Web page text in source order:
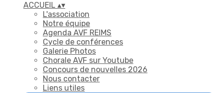
ACCUEIL ▴▾
L'association
Notre équipe
Agenda AVF REIMS
Cycle de conférences
Galerie Photos
Chorale AVF sur Youtube
Concours de nouvelles 2026
Nous contacter
Liens utiles